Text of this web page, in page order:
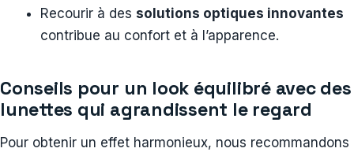
Recourir à des solutions optiques innovantes
contribue au confort et à l’apparence.
Conseils pour un look équilibré avec des
lunettes qui agrandissent le regard
Pour obtenir un effet harmonieux, nous recommandons